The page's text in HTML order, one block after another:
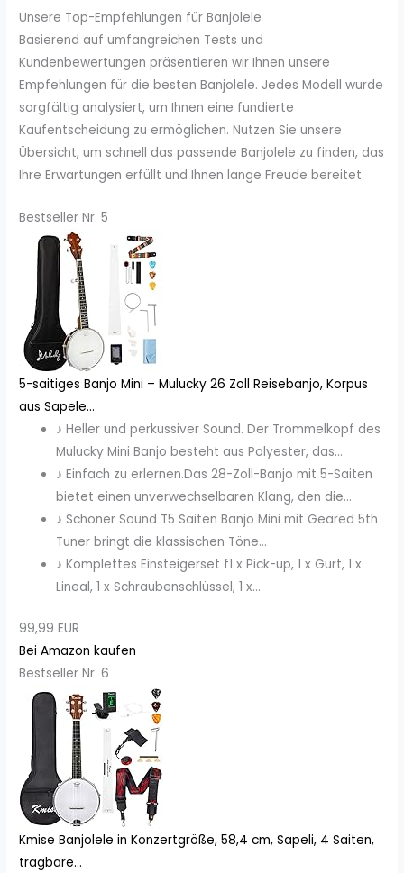
Unsere Top-Empfehlungen für Banjolele
Basierend auf umfangreichen Tests und
Kundenbewertungen präsentieren wir Ihnen unsere
Empfehlungen für die besten Banjolele. Jedes Modell wurde
sorgfältig analysiert, um Ihnen eine fundierte
Kaufentscheidung zu ermöglichen. Nutzen Sie unsere
Übersicht, um schnell das passende Banjolele zu finden, das
Ihre Erwartungen erfüllt und Ihnen lange Freude bereitet.
Bestseller Nr. 5
5-saitiges Banjo Mini – Mulucky 26 Zoll Reisebanjo, Korpus
aus Sapele...
♪ Heller und perkussiver Sound. Der Trommelkopf des
Mulucky Mini Banjo besteht aus Polyester, das...
♪ Einfach zu erlernen.Das 28-Zoll-Banjo mit 5-Saiten
bietet einen unverwechselbaren Klang, den die...
♪ Schöner Sound T5 Saiten Banjo Mini mit Geared 5th
Tuner bringt die klassischen Töne...
♪ Komplettes Einsteigerset f1 x Pick-up, 1 x Gurt, 1 x
Lineal, 1 x Schraubenschlüssel, 1 x...
99,99 EUR
Bei Amazon kaufen
Bestseller Nr. 6
Kmise Banjolele in Konzertgröße, 58,4 cm, Sapeli, 4 Saiten,
tragbare...